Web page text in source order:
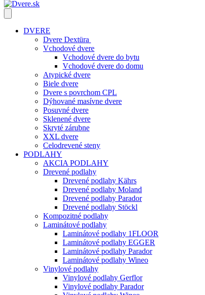
DVERE
Dvere Dextüra
Vchodové dvere
Vchodové dvere do bytu
Vchodové dvere do domu
Atypické dvere
Biele dvere
Dvere s povrchom CPL
Dýhované masívne dvere
Posuvné dvere
Sklenené dvere
Skryté zárubne
XXL dvere
Celodrevené steny
PODLAHY
AKCIA PODLAHY
Drevené podlahy
Drevené podlahy Kährs
Drevené podlahy Moland
Drevené podlahy Parador
Drevené podlahy Stöckl
Kompozitné podlahy
Laminátové podlahy
Laminátové podlahy 1FLOOR
Laminátové podlahy EGGER
Laminátové podlahy Parador
Laminátové podlahy Wineo
Vinylové podlahy
Vinylové podlahy Gerflor
Vinylové podlahy Parador